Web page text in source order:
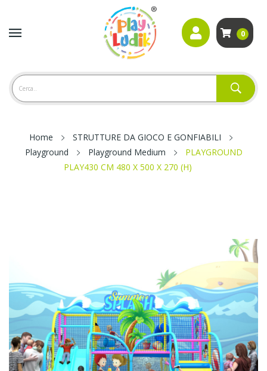
0
Home
STRUTTURE DA GIOCO E GONFIABILI
Playground
Playground Medium
PLAYGROUND
PLAY430 CM 480 X 500 X 270 (H)